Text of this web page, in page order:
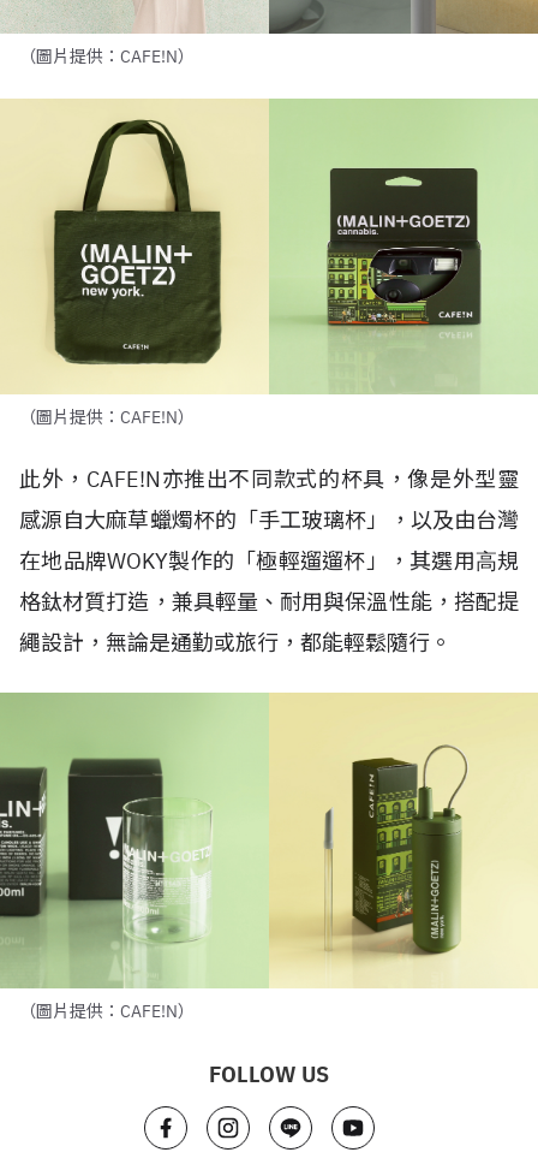
（圖片提供：CAFE!N）
（圖片提供：CAFE!N）
此外， CAFE!N亦推出不同款式的杯具，像是外型靈
感源自大麻草蠟燭杯的「⼿⼯玻璃杯」
，以及由台灣
在地品牌WOKY製作的「極輕遛遛杯」，其選用⾼規
格鈦材質打造，兼具輕量、耐⽤與保溫性能，搭配提
繩設計，無論是通勤或旅⾏，都能輕鬆隨⾏。
（圖片提供：CAFE!N）
FOLLOW US